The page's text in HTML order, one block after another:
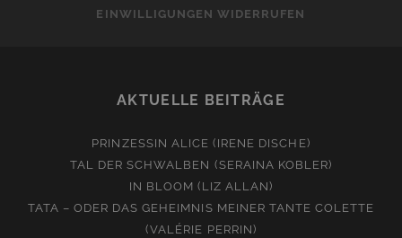
EINWILLIGUNGEN WIDERRUFEN
AKTUELLE BEITRÄGE
PRINZESSIN ALICE (IRENE DISCHE)
TAL DER SCHWALBEN (SERAINA KOBLER)
IN BLOOM (LIZ ALLAN)
TATA – ODER DAS GEHEIMNIS MEINER TANTE COLETTE
(VALÉRIE PERRIN)